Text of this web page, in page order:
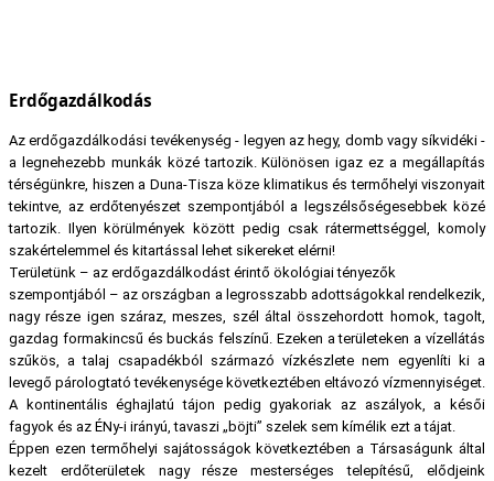
Erdőgazdálkodás
Az erdőgazdálkodási tevékenység - legyen az hegy, domb vagy síkvidéki -
a legnehezebb munkák közé tartozik. Különösen igaz ez a megállapítás
térségünkre, hiszen a Duna-Tisza köze klimatikus és termőhelyi viszonyait
tekintve, az erdőtenyészet szempontjából a legszélsőségesebbek közé
tartozik. Ilyen körülmények között pedig csak rátermettséggel, komoly
szakértelemmel és kitartással lehet sikereket elérni!
Területünk – az erdőgazdálkodást érintő ökológiai tényezők
szempontjából – az országban a legrosszabb adottságokkal rendelkezik,
nagy része igen száraz, meszes, szél által összehordott homok, tagolt,
gazdag formakincsű és buckás felszínű. Ezeken a területeken a vízellátás
szűkös, a talaj csapadékból származó vízkészlete nem egyenlíti ki a
levegő párologtató tevékenysége következtében eltávozó vízmennyiséget.
A kontinentális éghajlatú tájon pedig gyakoriak az aszályok, a késői
fagyok és az ÉNy-i irányú, tavaszi „böjti” szelek sem kímélik ezt a tájat.
Éppen ezen termőhelyi sajátosságok következtében a Társaságunk által
kezelt erdőterületek nagy része mesterséges telepítésű, elődjeink